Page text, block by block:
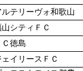
ルテリーヴォ和歌山
山シティＦＣ
Ｃ徳島
ェイリースＦＣ